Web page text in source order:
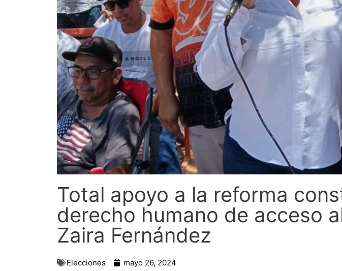
Total apoyo a la reforma
derecho humano de acceso
Zaira Fernández
Elecciones mayo 26, 2024